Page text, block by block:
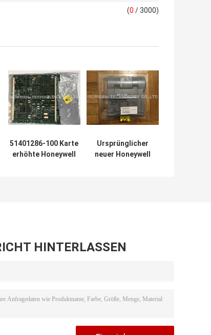
(0 / 3000)
51401286-100 Karte
erhöhte Honeywell
Ursprünglicher
neuer Honeywell
HINTERLASSEN